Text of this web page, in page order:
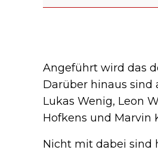
Angeführt wird das
Darüber hinaus sind
Lukas Wenig, Leon
Hofkens und Marvin
Nicht mit dabei sind